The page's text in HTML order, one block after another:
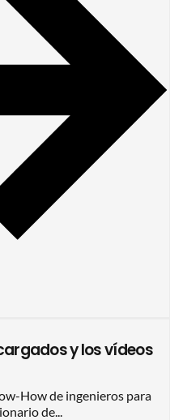
y los vídeos
How de ingenieros para
de...